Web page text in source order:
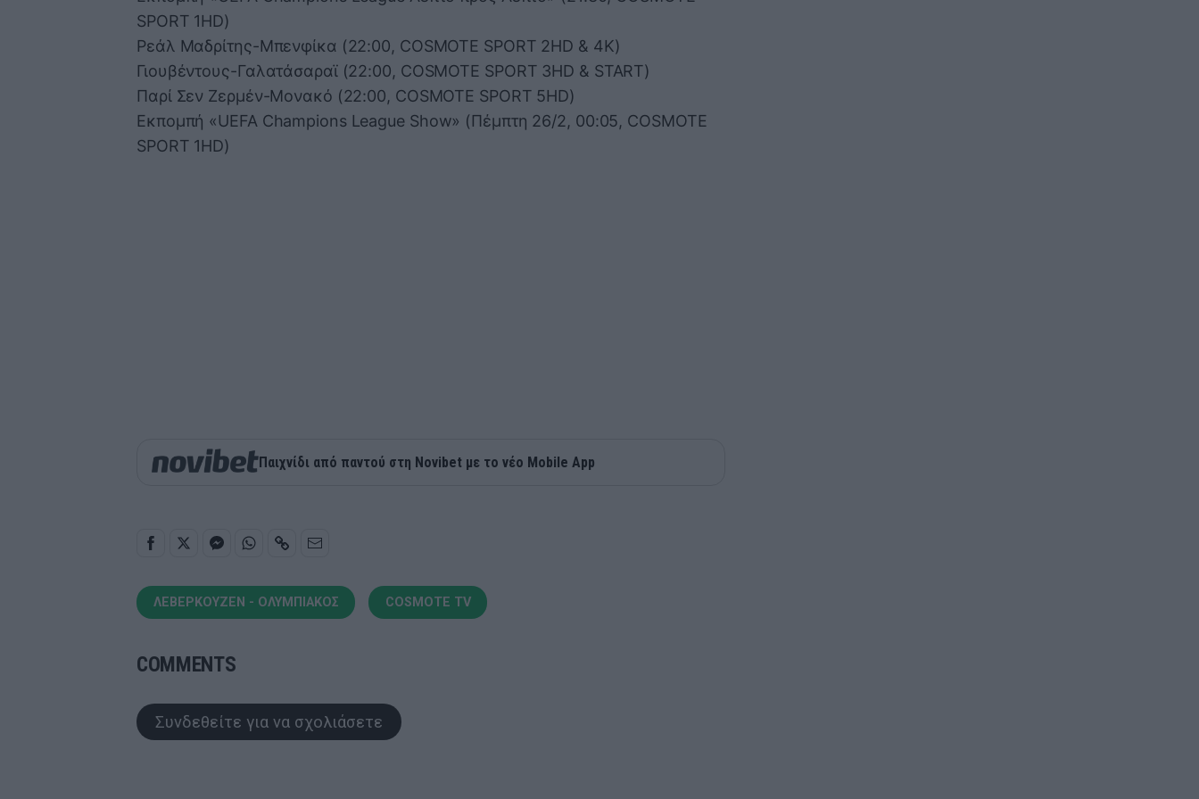
SPORT 1HD)
Ρεάλ Μαδρίτης-Μπενφίκα (22:00, COSMOTE SPORT 2HD & 4K)
Γιουβέντους-Γαλατάσαραϊ (22:00, COSMOTE SPORT 3HD & START)
Παρί Σεν Ζερμέν-Μονακό (22:00, COSMOTE SPORT 5HD)
Εκπομπή «UEFA Champions League Show» (Πέμπτη 26/2, 00:05, COSMOTE
SPORT 1HD)
Παιχνίδι από παντού στη Novibet με το νέο Mobile App
ΛΕΒΕΡΚΟΥΖΕΝ - ΟΛΥΜΠΙΑΚΟΣ COSMOTE TV
COMMENTS
Συνδεθείτε για να σχολιάσετε